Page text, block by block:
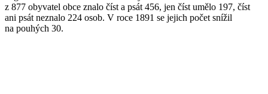
z 877 obyvatel obce znalo číst a psát 456, jen číst umělo 197, číst
ani psát neznalo 224 osob. V roce 1891 se jejich počet snížil
na pouhých 30.